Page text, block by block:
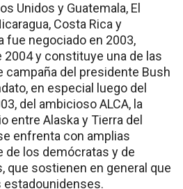
Unidos y Guatemala, El
Costa Rica y
fue negociado en 2003,
y constituye una de las
campaña del presidente Bush
en especial luego del
del ambicioso ALCA, la
entre Alaska y Tierra del
enfrenta con amplias
de los demócratas y de
que sostienen en general que
estadounidenses.